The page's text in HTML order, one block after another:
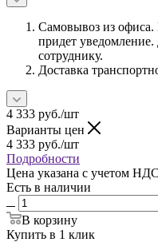
Самовывоз из офиса.
придет уведомление.
сотруднику.
Доставка
4 333 руб./шт
Варианты цен
4 333 руб./шт
Подробности
Цена указана с учетом
Есть в наличии
В корзину
Купить в 1 клик